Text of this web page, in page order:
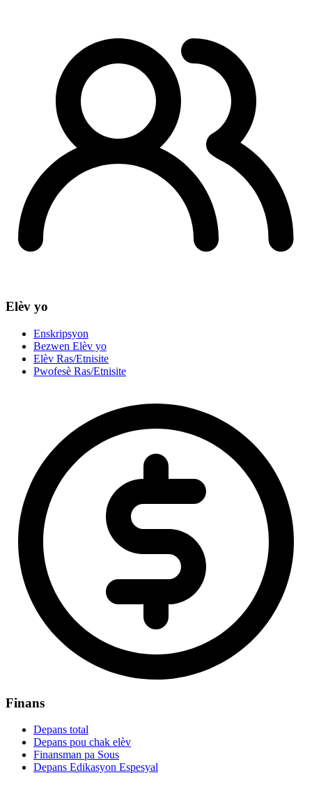
Elèv yo
Enskripsyon
Bezwen Elèv yo
Elèv Ras/Etnisite
Pwofesè Ras/Etnisite
Finans
Depans total
Depans pou chak elèv
Finansman pa Sous
Depans Edikasyon Espesyal